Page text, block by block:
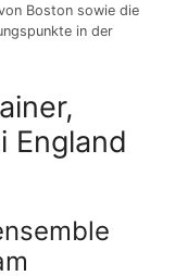
Boston sowie die
in der
England